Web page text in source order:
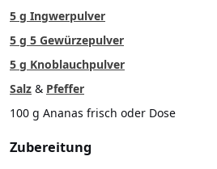
5 g Ingwerpulver
5 g 5 Gewürzepulver
5 g Knoblauchpulver
Salz & Pfeffer
100 g Ananas frisch oder Dose
Zubereitung